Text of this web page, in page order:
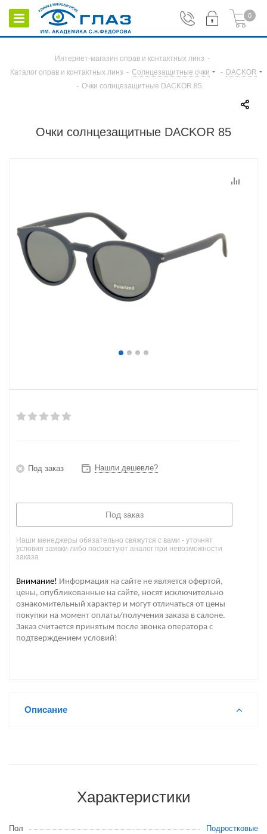
0
Интернет-магазин оправ и контактных линз -
Каталог оправ и контактных линз - Солнцезащитные очки - DACKOR
- Очки солнцезащитные DACKOR 85
Очки солнцезащитные DACKOR 85
Под заказ Нашли дешевле?
Под заказ
Наши менеджеры обязательно свяжутся с вами - уточнят
условия заявки либо посоветуют аналог при невозможности
заказа
Внимание! Информация на сайте не является офертой,
цены, опубликованные на сайте, носят исключительно
ознакомительный характер и могут отличаться от цены
покупки на момент оплаты/получения заказа в салоне.
Заказ считается принятым после звонка оператора с
подтверждением условий!
Описание
Характеристики
Пол
Подростковые